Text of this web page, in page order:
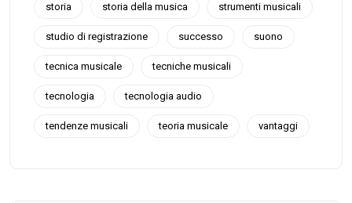
storia storia della musica strumenti musicali
studio di registrazione successo suono
tecnica musicale tecniche musicali
tecnologia tecnologia audio
tendenze musicali teoria musicale vantaggi